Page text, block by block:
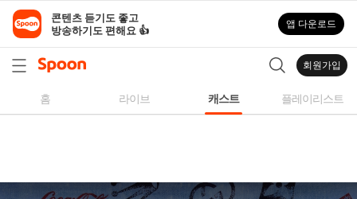
라
자
콘텐츠 듣기도 좋고
방송하기도 편해요 👍
앱 다운로드
회원가입
홈 라이브 캐스트 플레이리스트